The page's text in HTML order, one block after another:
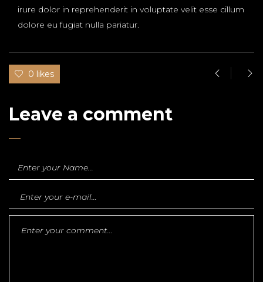
irure dolor in reprehenderit in voluptate velit esse cillum
dolore eu fugiat nulla pariatur.
0 likes
Leave a comment